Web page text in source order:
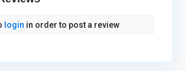
login in order to post a review